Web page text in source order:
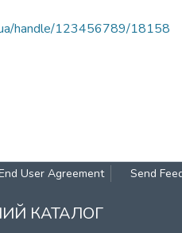
handle/123456789/18158
User Agreement Send
КАТАЛОГ